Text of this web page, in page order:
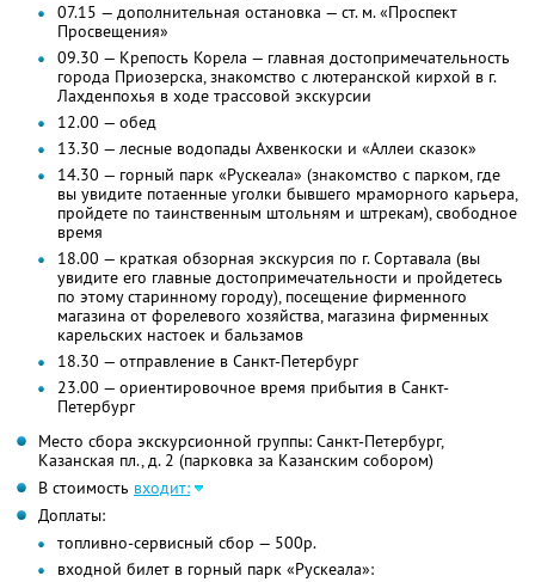
07.15 — дополнительная остановка — ст. м. «Проспект
Просвещения»
09.30 — Крепость Корела — главная достопримечательность
города Приозерска, знакомство с лютеранской кирхой в г.
Лахденпохья в ходе трассовой экскурсии
12.00 — обед
13.30 — лесные водопады Ахвенкоски и «Аллеи сказок»
14.30 — горный парк «Рускеала» (знакомство с парком, где
вы увидите потаенные уголки бывшего мраморного карьера,
пройдете по таинственным штольням и штрекам), свободное
время
18.00 — краткая обзорная экскурсия по г. Сортавала (вы
увидите его главные достопримечательности и пройдетесь
по этому старинному городу), посещение фирменного
магазина от форелевого хозяйства, магазина фирменных
карельских настоек и бальзамов
18.30 — отправление в Санкт-Петербург
23.00 — ориентировочное время прибытия в Санкт-
Петербург
Место сбора экскурсионной группы: Санкт-Петербург,
Казанская пл., д. 2 (парковка за Казанским собором)
В стоимость входит:
Доплаты:
топливно-сервисный сбор — 500р.
входной билет в горный парк «Рускеала»: